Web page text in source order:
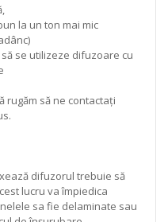
la un ton mai mic
se utilizeze difuzoare cu
rugăm să ne contactați
difuzorul trebuie să
lucru va împiedica
sa fie delaminate sau